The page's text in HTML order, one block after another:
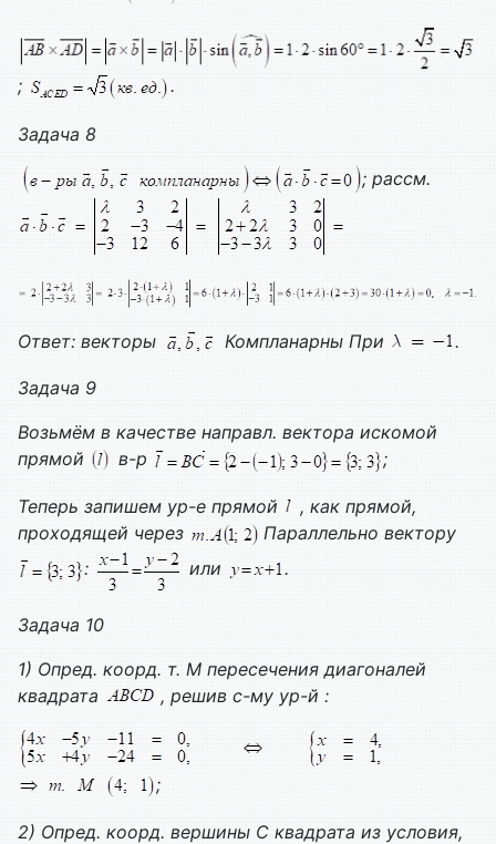
; .
Задача 8
; рассм.
Ответ: векторы Компланарны При .
Задача 9
Возьмём в качестве направл. вектора искомой
прямой
в-р ;
Теперь запишем ур-е прямой
, как прямой,
проходящей через
Параллельно вектору
:
или .
Задача 10
1) Опред. коорд. т. М пересечения диагоналей
квадрата
, решив с-му ур-й :
;
2) Опред. коорд. вершины С квадрата из условия,